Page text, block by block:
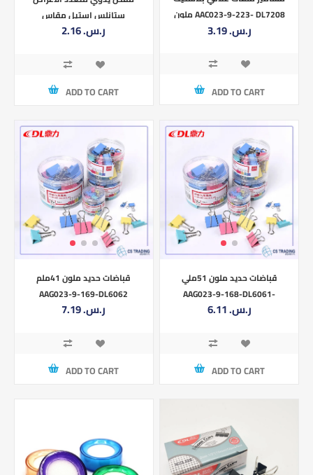
ستانلس استيل مقاس
2.16 ر.س.‏
ADD TO CART
ملون AAC023-9-223- DL7208
3.19 ر.س.‏
ADD TO CART
قباضات حديد ملون 41ملم
AAG023-9-169-DL6062
7.19 ر.س.‏
ADD TO CART
قباضات حديد ملون 51ملي
AAG023-9-168-DL6061-
51MM6.11 ر.س.‏
ADD TO CART